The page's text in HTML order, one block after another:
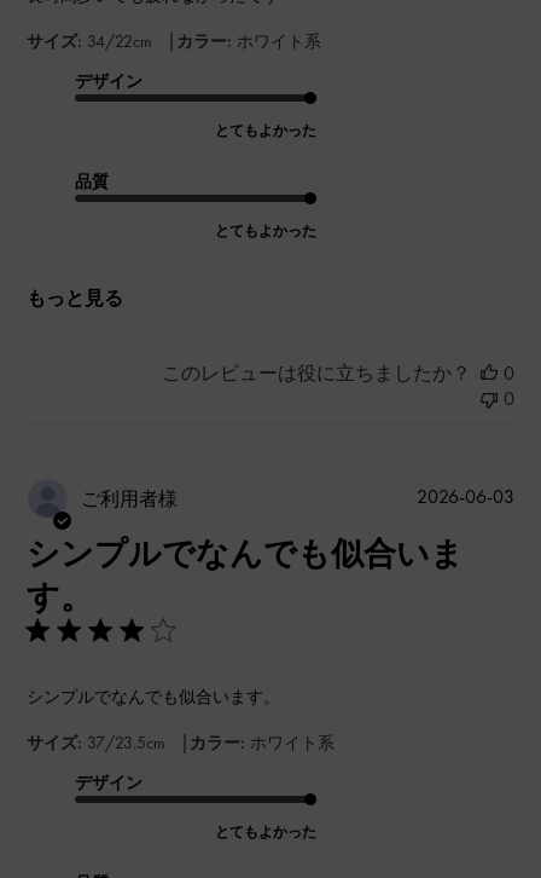
サイズ: 34/22cm | カラー: ホワイト系
デザイン
とてもよかった
品質
とてもよかった
もっと見る
このレビューは役に立ちましたか？
0
0
ご利用者様
シンプルでなんでも似合いま
す。
シンプルでなんでも似合います。
サイズ: 37/23.5cm | カラー: ホワイト系
デザイン
とてもよかった
公
2026-06-03